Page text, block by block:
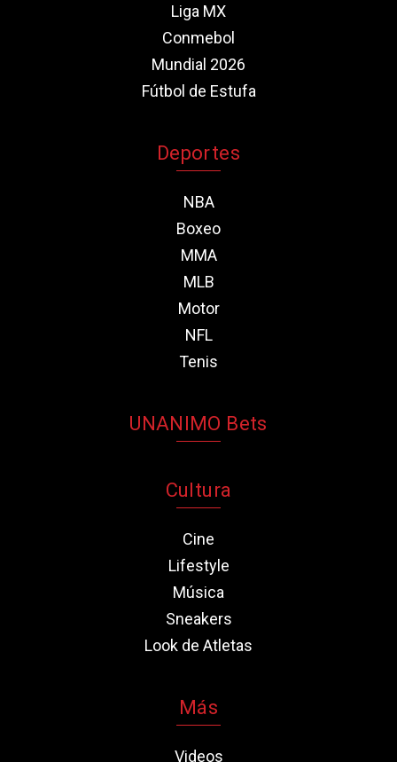
Liga MX
Conmebol
Mundial 2026
Fútbol de Estufa
Deportes
NBA
Boxeo
MMA
MLB
Motor
NFL
Tenis
UNANIMO Bets
Cultura
Cine
Lifestyle
Música
Sneakers
Look de Atletas
Más
Videos